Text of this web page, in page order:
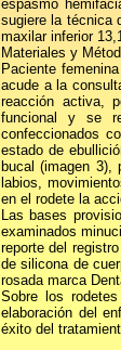
espasmo
sugiere la técnica
maxilar inferior
Materiales y
Paciente
acude a la
reacción activa,
funcional y se
confeccionados
estado de
bucal (imagen 3),
labios,
en el rodete la
Las bases
examinados
reporte del
de silicona de
rosada marca
Sobre los
elaboración del
éxito del